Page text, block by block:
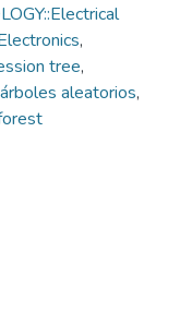
,
tree,
aleatorios,